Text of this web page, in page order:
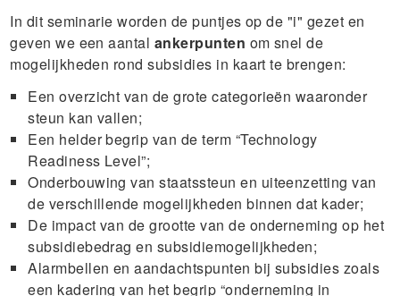
In dit seminarie worden de puntjes op de "i" gezet en
geven we een aantal ankerpunten om snel de
mogelijkheden rond subsidies in kaart te brengen:
Een overzicht van de grote categorieën waaronder
steun kan vallen;
Een helder begrip van de term “Technology
Readiness Level”;
Onderbouwing van staatssteun en uiteenzetting van
de verschillende mogelijkheden binnen dat kader;
De impact van de grootte van de onderneming op het
subsidiebedrag en subsidiemogelijkheden;
Alarmbellen en aandachtspunten bij subsidies zoals
een kadering van het begrip “onderneming in